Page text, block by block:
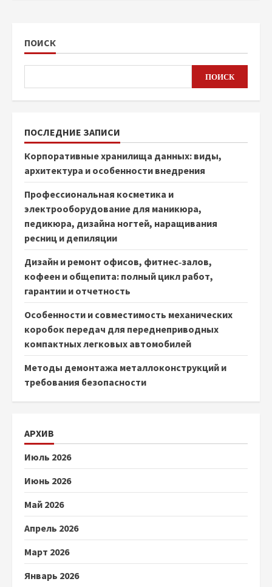
ПОИСК
ПОИСК
ПОСЛЕДНИЕ ЗАПИСИ
Корпоративные хранилища данных: виды,
архитектура и особенности внедрения
Профессиональная косметика и
электрооборудование для маникюра,
педикюра, дизайна ногтей, наращивания
ресниц и депиляции
Дизайн и ремонт офисов, фитнес‑залов,
кофеен и общепита: полный цикл работ,
гарантии и отчетность
Особенности и совместимость механических
коробок передач для переднеприводных
компактных легковых автомобилей
Методы демонтажа металлоконструкций и
требования безопасности
АРХИВ
Июль 2026
Июнь 2026
Май 2026
Апрель 2026
Март 2026
Январь 2026